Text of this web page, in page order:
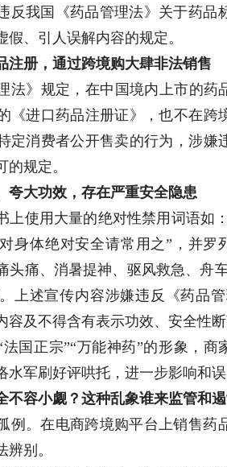
反我国《药品管理法》关于药
假、引人误解内容的规定。
注册，通过跨境购大肆非法销售
法》规定，在中国境内上市的药
《进口药品注册证》，也不在
定消费者公开售卖的行为，涉
规定。
夸大功效，存在严重安全隐患
上使用大量的绝对性禁用词语如
身体绝对安全请常用之”，并
头痛、消暑提神、驱风救急、舟
上述宣传内容涉嫌违反《药品
容及不得含有表示功效、安全性
法国正宗”“万能神药”的形象，
水军刷好评哄托，进一步影响和
不容小觑？这种乱象谁来监管和
例。在电商跨境购平台上销售
别。